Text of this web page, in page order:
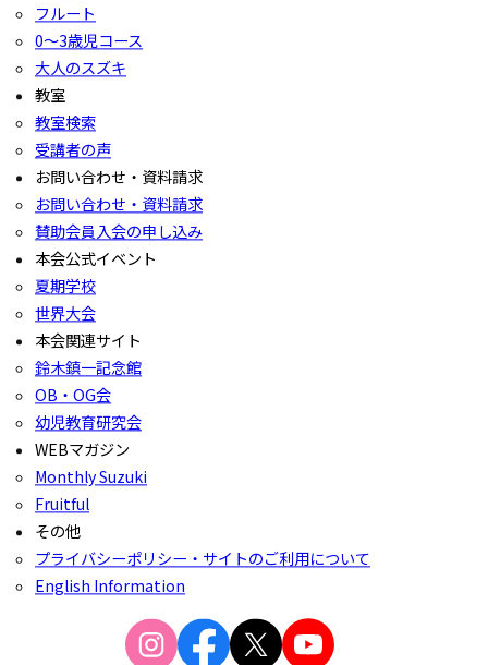
フルート
0〜3歳児コース
大人のスズキ
教室
教室検索
受講者の声
お問い合わせ・資料請求
お問い合わせ・資料請求
賛助会員入会の申し込み
本会公式イベント
夏期学校
世界大会
本会関連サイト
鈴木鎮一記念館
OB・OG会
幼児教育研究会
WEBマガジン
Monthly Suzuki
Fruitful
その他
プライバシーポリシー・サイトのご利用について
English Information